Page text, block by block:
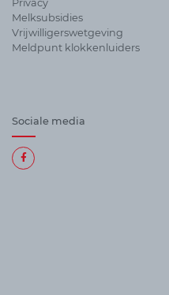
Privacy
Melksubsidies
Vrijwilligerswetgeving
Meldpunt klokkenluiders
Sociale media